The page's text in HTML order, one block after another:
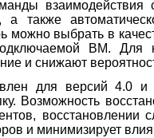
выбрать в
ВМ. Для
и снижают
для версий 4.0 и
Возможность
восстановлении
и минимизирует